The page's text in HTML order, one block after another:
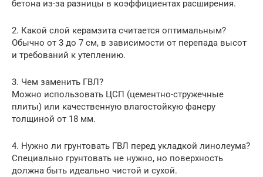
бетона из-за разницы в коэффициентах расширения.
2. Какой слой керамзита считается оптимальным?
Обычно от 3 до 7 см, в зависимости от перепада высот
и требований к утеплению.
3. Чем заменить ГВЛ?
Можно использовать ЦСП (цементно-стружечные
плиты) или качественную влагостойкую фанеру
толщиной от 18 мм.
4. Нужно ли грунтовать ГВЛ перед укладкой линолеума?
Специально грунтовать не нужно, но поверхность
должна быть идеально чистой и сухой.